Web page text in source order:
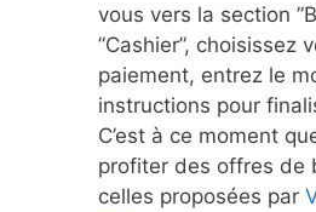
vous vers la section
”Cashier”, choisissez
paiement, entrez le
instructions pour
C’est à ce moment
profiter des offres de
celles proposées par